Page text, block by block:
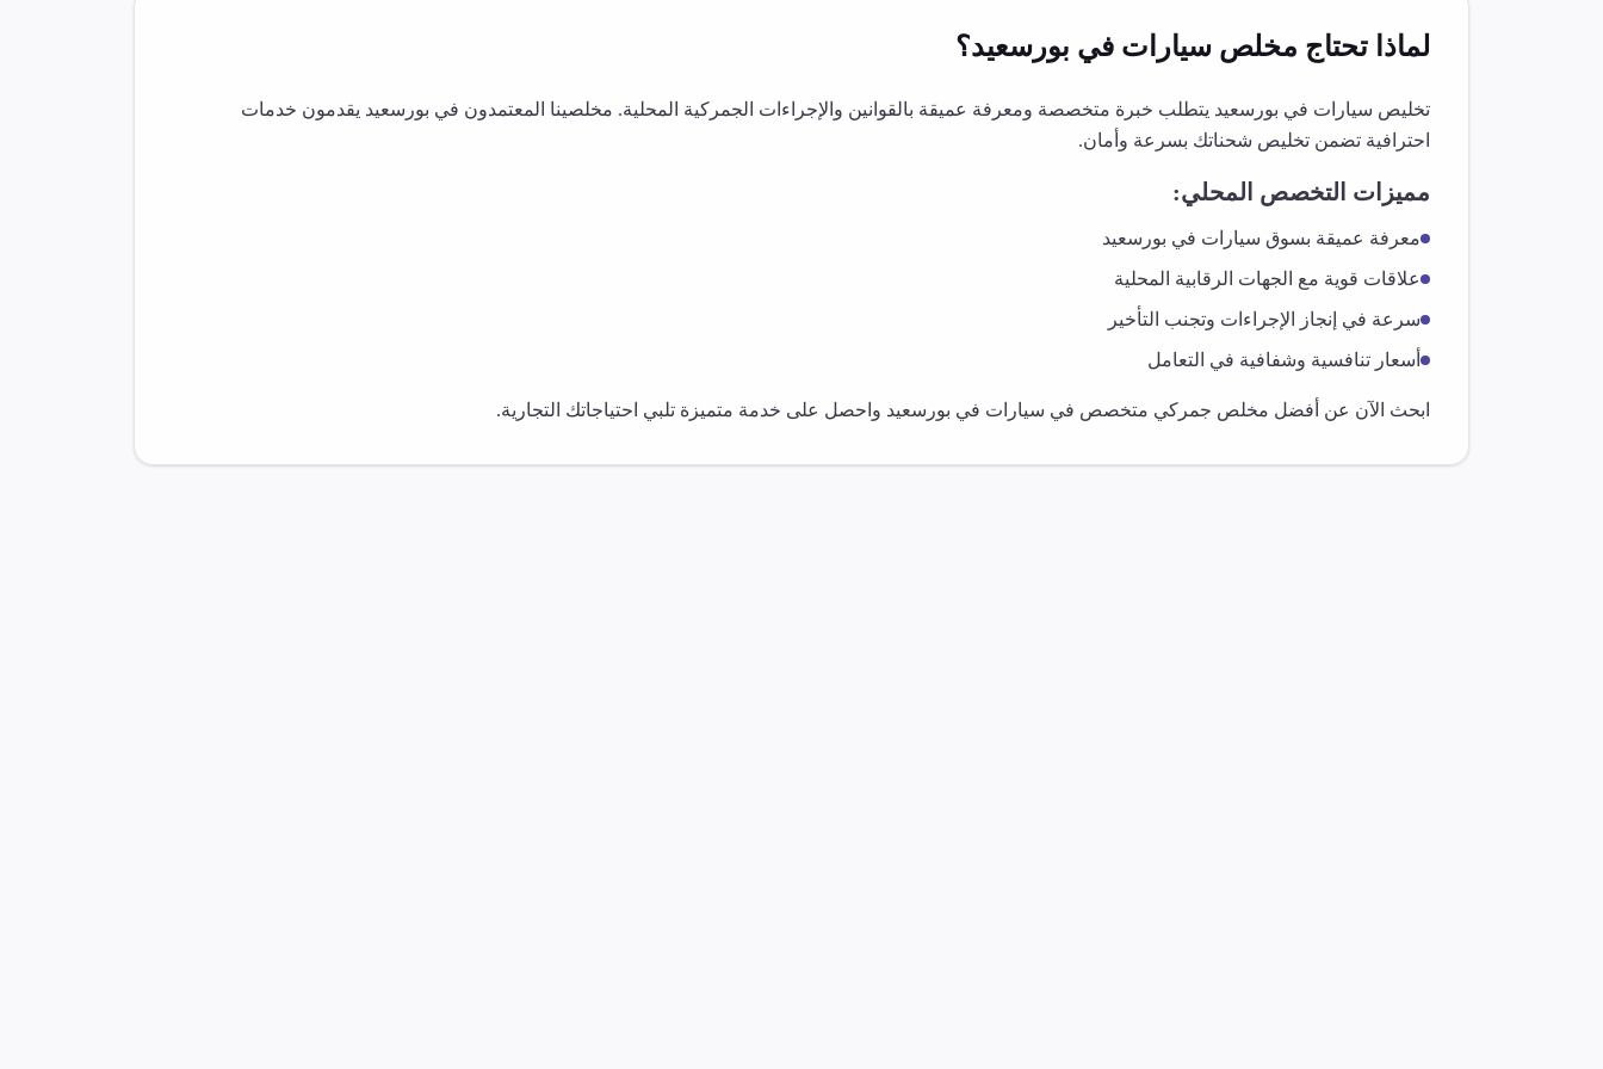
لماذا تحتاج مخلص سيارات في بورسعيد؟
تخليص سيارات في بورسعيد يتطلب خبرة متخصصة ومعرفة عميقة بالقوانين والإجراءات الجمركية المحلية. مخلصينا المعتمدون في بورسعيد يقدمون خدمات
احترافية تضمن تخليص شحناتك بسرعة وأمان.
مميزات التخصص المحلي:
معرفة عميقة بسوق سيارات في بورسعيد
علاقات قوية مع الجهات الرقابية المحلية
سرعة في إنجاز الإجراءات وتجنب التأخير
أسعار تنافسية وشفافية في التعامل
ابحث الآن عن أفضل مخلص جمركي متخصص في سيارات في بورسعيد واحصل على خدمة متميزة تلبي احتياجاتك التجارية.